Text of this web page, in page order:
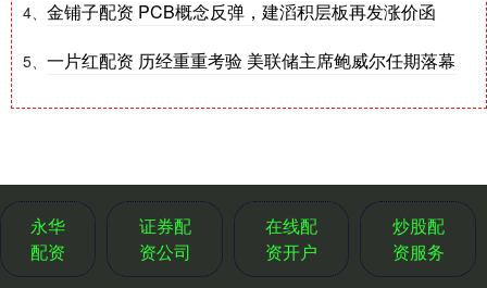
4、 金铺子配资 PCB概念反弹，建滔积层板再发涨价函
5、 一片红配资 历经重重考验 美联储主席鲍威尔任期落幕
永华
配资
证券配
资公司
在线配
资开户
炒股配
资服务